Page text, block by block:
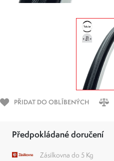
PŘIDAT DO OBLÍBENÝCH
Předpokládané doručení
Zásilkovna do 5 Kg